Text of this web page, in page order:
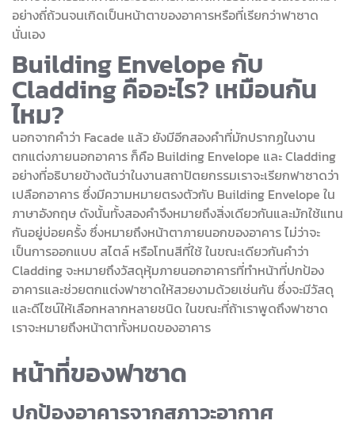
อย่างถี่ถ้วนจนเกิดเป็นหน้าตาของอาคารหรือที่เรียกว่าฟาซาด
นั่นเอง
Building Envelope กับ
Cladding คืออะไร? เหมือนกัน
ไหม?
นอกจากคำว่า Facade แล้ว ยังมีอีกสองคำที่มักปรากฏในงาน
ตกแต่งภายนอกอาคาร ก็คือ Building Envelope และ Cladding
อย่างที่อธิบายข้างต้นว่าในงานสถาปัตยกรรมเราจะเรียกฟาซาดว่า
เปลือกอาคาร ซึ่งมีความหมายตรงตัวกับ Building Envelope ใน
ภาษาอังกฤษ ดังนั้นทั้งสองคำจึงหมายถึงสิ่งเดียวกันและมักใช้แทน
กันอยู่บ่อยครั้ง ซึ่งหมายถึงหน้าตาภายนอกของอาคาร ไม่ว่าจะ
เป็นการออกแบบ สไตล์ หรือโทนสีที่ใช้ ในขณะเดียวกันคำว่า
Cladding จะหมายถึงวัสดุหุ้มภายนอกอาคารที่ทำหน้าที่ปกป้อง
อาคารและช่วยตกแต่งฟาซาดให้สวยงามด้วยเช่นกัน ซึ่งจะมีวัสดุ
และดีไซน์ให้เลือกหลากหลายชนิด ในขณะที่ถ้าเราพูดถึงฟาซาด
เราจะหมายถึงหน้าตาทั้งหมดของอาคาร
หน้าที่ของฟาซาด
ปกป้องอาคารจากสภาวะอากาศ